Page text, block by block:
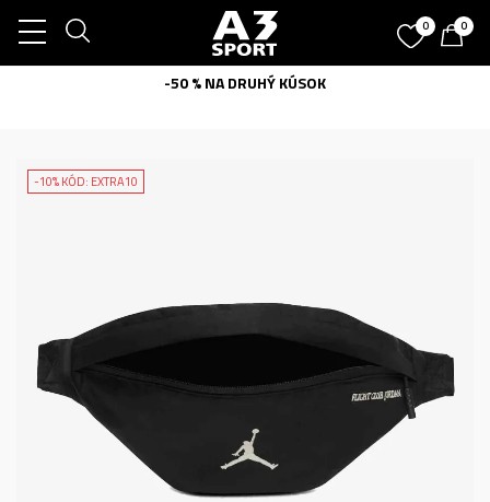
0 0
-50 % NA DRUHÝ KÚSOK
-10% KÓD: EXTRA10